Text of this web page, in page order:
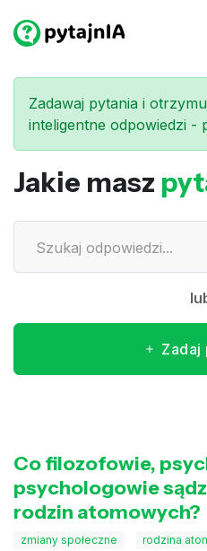
Zadawaj pytania i
inteligentne odpowiedzi -
Jakie masz
Zadaj
Co filozofowie,
psychologowie
rodzin atomowych?
zmiany społeczne rodzina